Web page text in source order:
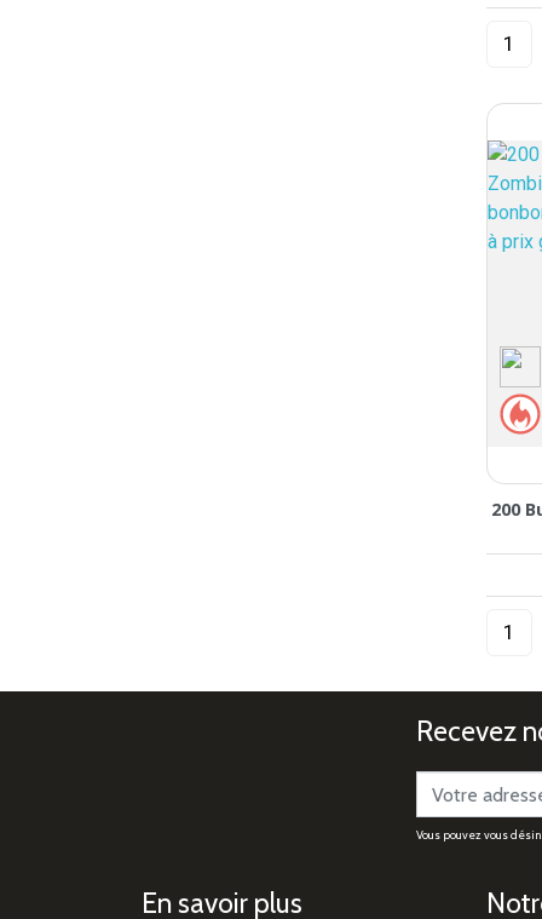
200
Recevez
Vous pouvez vous
En savoir plus